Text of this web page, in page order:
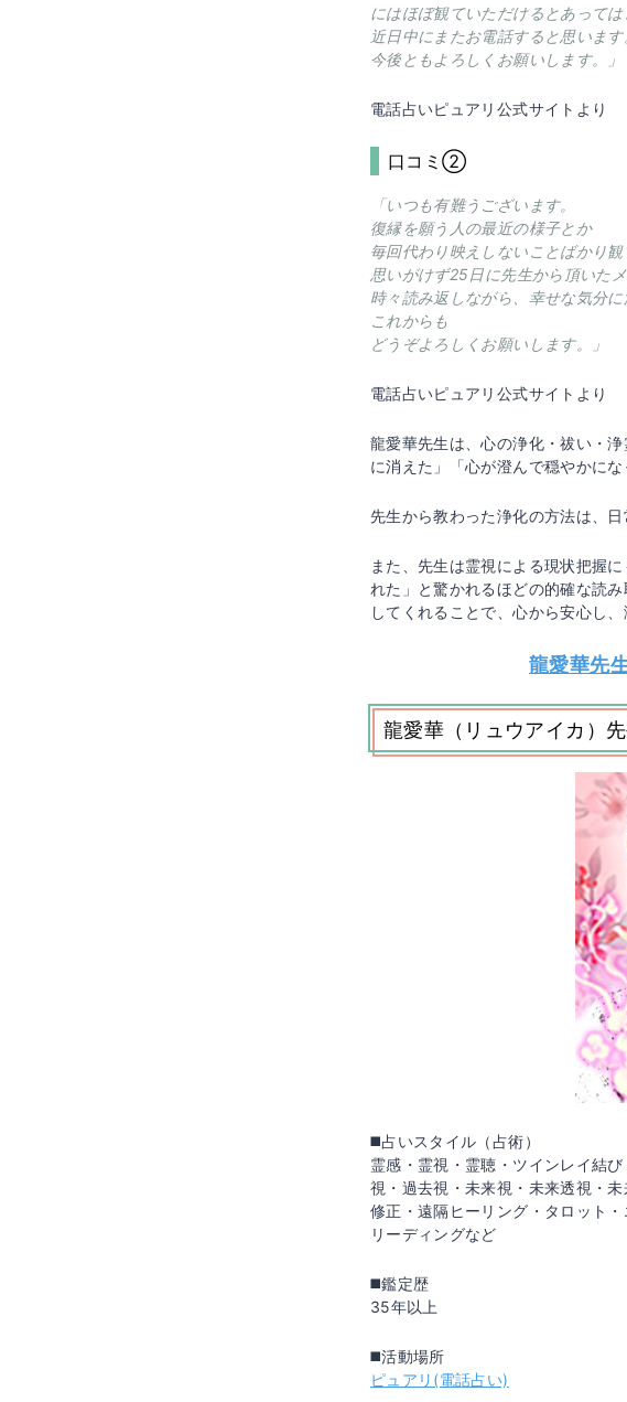
にはほぼ観ていただけるとあって
近日中にまたお電話すると思います
今後ともよろしくお願いします。」
電話占いピュアリ公式サイトより
口コミ②
「いつも有難うございます。
復縁を願う人の最近の様子とか
毎回代わり映えしないことばかり
思いがけず25日に先生から頂いた
時々読み返しながら、幸せな気分に
これからも
どうぞよろしくお願いします。」
電話占いピュアリ公式サイトより
龍愛華先生は、心の浄化・祓い・
に消えた」「心が澄んで穏やかに
先生から教わった浄化の方法は、
また、先生は霊視による現状把握
れた」と驚かれるほどの的確な読
してくれることで、心から安心し
龍愛華先
龍愛華（リュウアイカ）
◼️占いスタイル（占術）
霊感・霊視・霊聴・ツインレイ結
視・過去視・未来視・未来透視・
修正・遠隔ヒーリング・タロット
リーディングなど
◼️鑑定歴
35年以上
◼️活動場所
ピュアリ(電話占い)